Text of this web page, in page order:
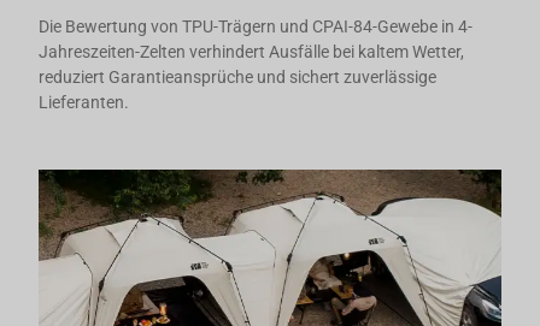
Die Bewertung von TPU-Trägern und CPAI-84-Gewebe in 4-
Jahreszeiten-Zelten verhindert Ausfälle bei kaltem Wetter,
reduziert Garantieansprüche und sichert zuverlässige
Lieferanten.